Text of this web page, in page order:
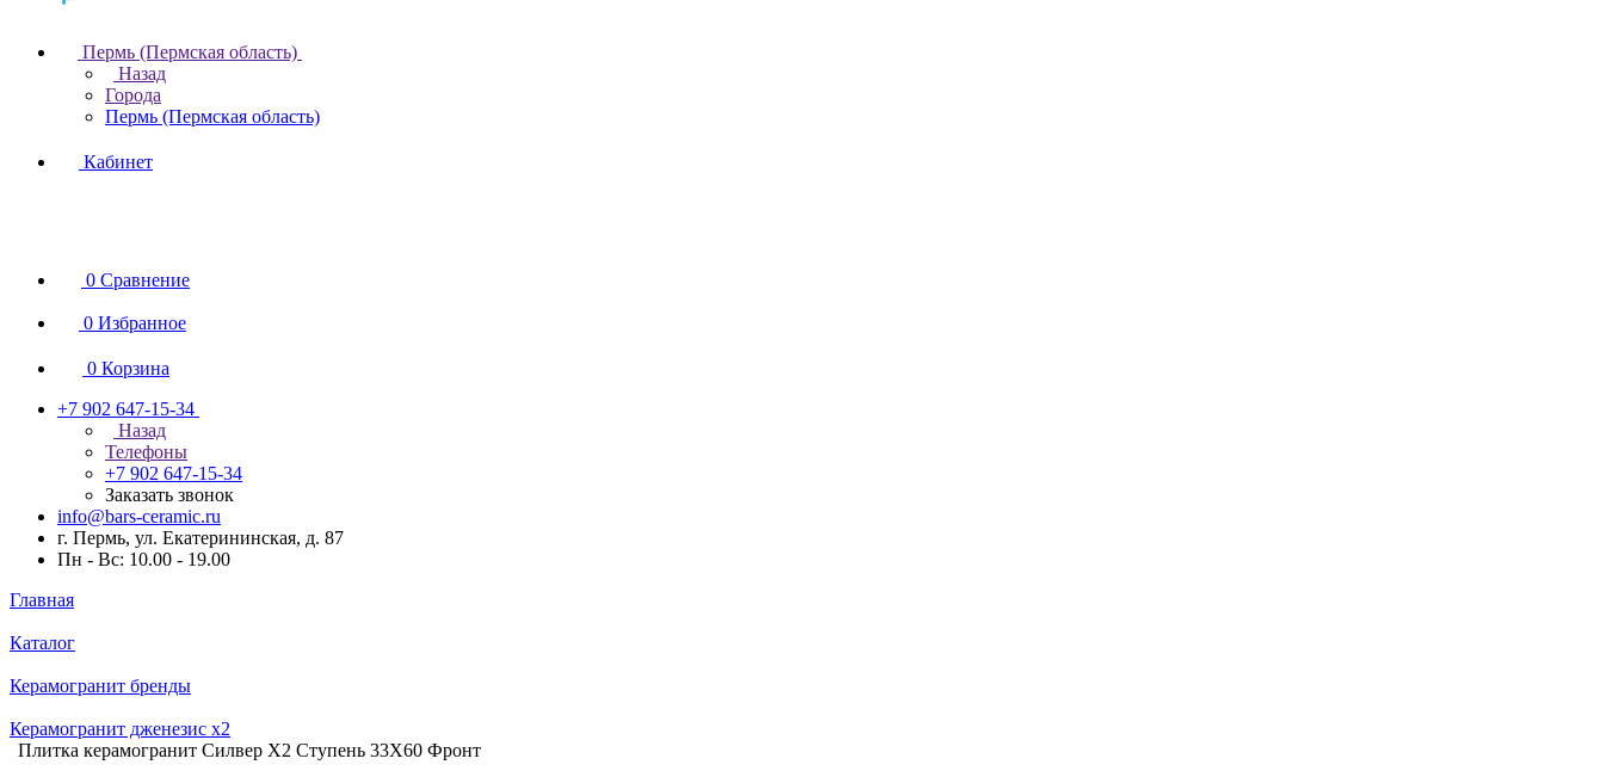
Пермь (Пермская область)
Назад
Города
Пермь (Пермская область)
Кабинет
0 Сравнение
0 Избранное
0 Корзина
+7 902 647-15-34
Назад
Телефоны
+7 902 647-15-34
Заказать звонок
info@bars-ceramic.ru
г. Пермь, ул. Екатерининская, д. 87
Пн - Вс: 10.00 - 19.00
Главная
Каталог
Керамогранит бренды
Керамогранит дженезис x2
Плитка керамогранит Силвер Х2 Ступень 33X60 Фронт